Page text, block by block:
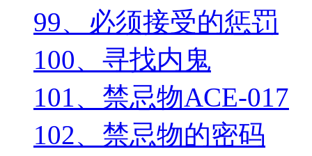
99、必须接受的惩罚
100、寻找内鬼
101、禁忌物ACE-017
102、禁忌物的密码